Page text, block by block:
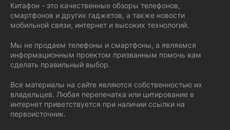
Китафон - это качественные обзоры телефонов,
смартфонов и других гаджетов, а также новости
мобильной связи, интернет и высоких технологий.
Мы не продаем телефоны и смартфоны, а являемся
информационным проектом призванным помочь вам
сделать правильный выбор.
Все материалы на сайте являются собственностью их
владельцев. Любая перепечатка или цитирование в
интернет приветствуется при наличии ссылки на
первоисточник.